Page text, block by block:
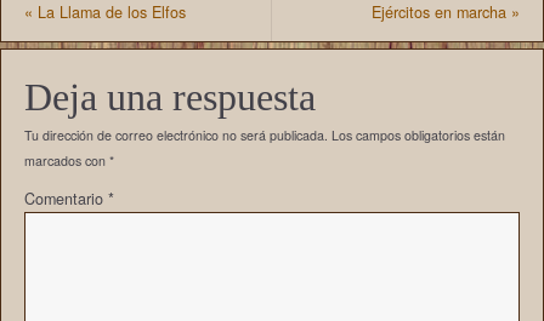
« La Llama de los Elfos Ejércitos en marcha »
Deja una respuesta
Tu dirección de correo electrónico no será publicada. Los campos obligatorios están
marcados con *
Comentario *